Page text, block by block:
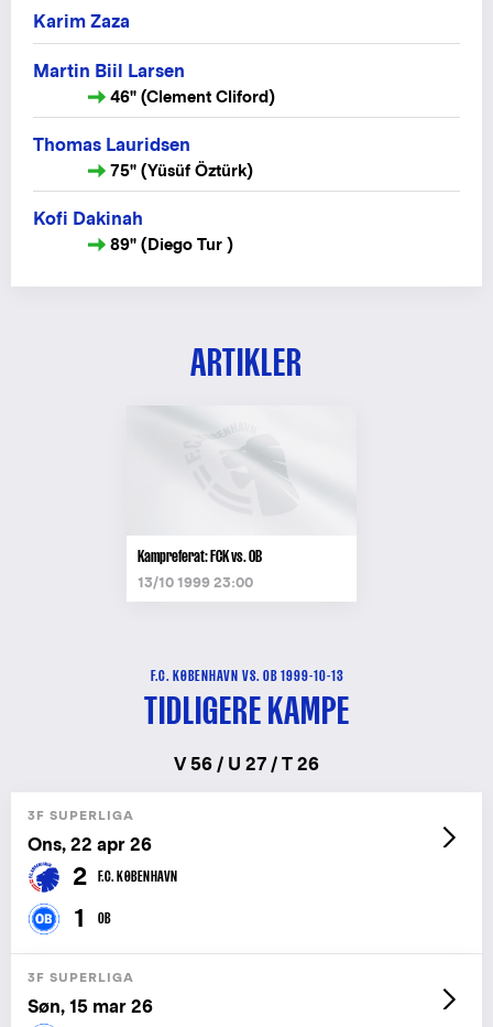
Karim Zaza
Martin Biil Larsen
46" (Clement Cliford)
Thomas Lauridsen
75" (Yüsüf Öztürk)
Kofi Dakinah
89" (Diego Tur )
ARTIKLER
Kampreferat: FCK vs. OB
13/10 1999 23:00
F.C. KØBENHAVN VS. OB 1999-10-13
TIDLIGERE KAMPE
V 56 / U 27 / T 26
3F SUPERLIGA
Ons, 22 apr 26
2 F.C. KØBENHAVN
1 OB
3F SUPERLIGA
Søn, 15 mar 26